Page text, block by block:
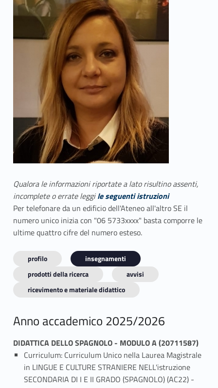
Qualora le informazioni riportate a lato risultino assenti,
incomplete o errate leggile seguenti istruzioni
Per telefonare da un edificio dell'Ateneo all'altro SE il
numero unico inizia con "06 5733xxxx" basta comporre le
ultime quattro cifre del numero esteso.
profilo
insegnamenti
prodotti della ricerca
avvisi
ricevimento e materiale didattico
Anno accademico 2025/2026
DIDATTICA DELLO SPAGNOLO - MODULO A (20711587)
Curriculum: Curriculum Unico nella Laurea Magistrale
in LINGUE E CULTURE STRANIERE NELL'istruzione
SECONDARIA DI I E II GRADO (SPAGNOLO) (AC22) -